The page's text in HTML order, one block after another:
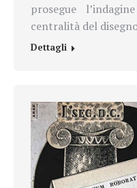
prosegue
centralità del
Dettagli